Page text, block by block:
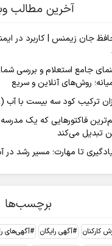
آخرین مطالب
جان زیمنس | کاربرد در
جامع استعلام و بررسی
روش‌های آنلاین و سریع
ترکیب کود سه بیست با آب
فاکتورهایی که یک مدرسه
تبدیل می‌کند
تا مهارت؛ مسیر رشد در
برچسب‌ها
کارکنان آگهی رایگان آگهی‌های